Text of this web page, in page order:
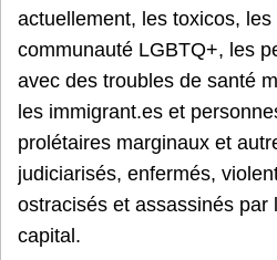
actuellement, les toxicos,
communauté LGBTQ+, les
avec des troubles de santé
les immigrant.es et
prolétaires marginaux et
judiciarisés, enfermés,
ostracisés et assassinés par
capital.